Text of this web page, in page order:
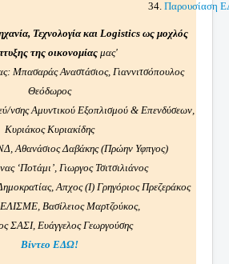
34. Παρουσίαση
Τεχνολογία και Logistics ως μοχλός
της οικονομίας μας'
Μπασαράς Αναστάσιος, Γιαννιτσόπουλος
Θεόδωρος
νσης Αμυντικού Εξοπλισμού & Επενδύσεων,
Κυριάκος Κυριακίδης
Αθανάσιος Δαβάκης (Πρώην Υφπγος)
‘Ποτάμι’, Γιωργος Τσιτσιλιάνος
Απχος (Ι) Γρηγόριος Πρεζεράκος
Βασίλειος Μαρτζούκος,
ΣΑΣΙ, Ευάγγελος Γεωργούσης
Βίντεο ΕΔΩ!